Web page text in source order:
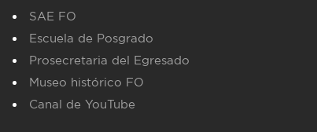
SAE FO
Escuela de Posgrado
Prosecretaria del Egresado
Museo histórico FO
Canal de YouTube